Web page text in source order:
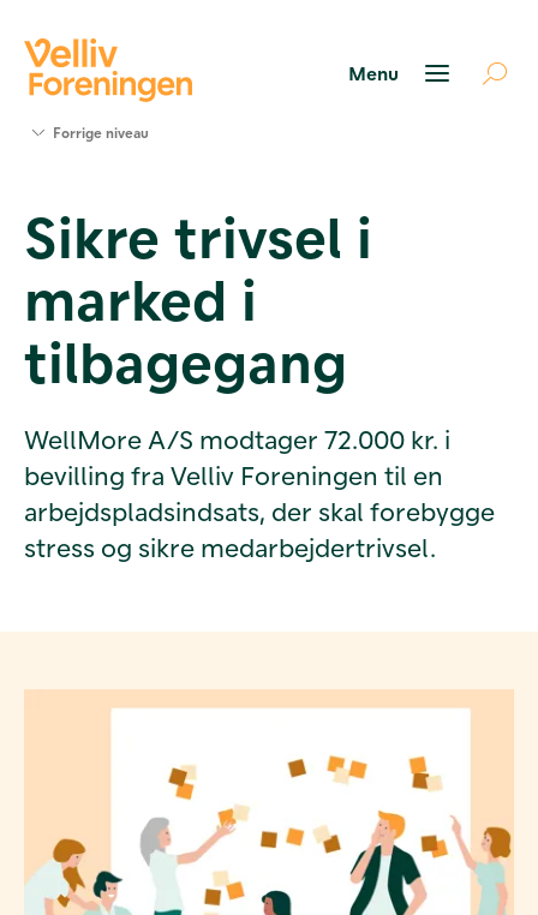
Værktøjer
og viden
Foreningen
os
Forrige niveau
Sikre trivsel i
marked i
tilbagegang
WellMore A/S modtager 72.000 kr. i
bevilling fra Velliv Foreningen til en
arbejdspladsindsats, der skal forebygge
stress og sikre medarbejdertrivsel.